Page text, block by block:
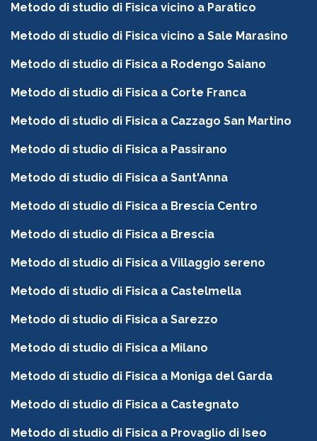
Metodo di studio di Fisica vicino a Paratico
Metodo di studio di Fisica vicino a Sale Marasino
Metodo di studio di Fisica a Rodengo Saiano
Metodo di studio di Fisica a Corte Franca
Metodo di studio di Fisica a Cazzago San Martino
Metodo di studio di Fisica a Passirano
Metodo di studio di Fisica a Sant'Anna
Metodo di studio di Fisica a Brescia Centro
Metodo di studio di Fisica a Brescia
Metodo di studio di Fisica a Villaggio sereno
Metodo di studio di Fisica a Castelmella
Metodo di studio di Fisica a Sarezzo
Metodo di studio di Fisica a Milano
Metodo di studio di Fisica a Moniga del Garda
Metodo di studio di Fisica a Castegnato
Metodo di studio di Fisica a Provaglio di Iseo